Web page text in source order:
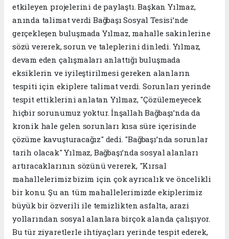
etkileyen projelerini de paylaştı. Başkan Yılmaz,
anında talimat verdi Bağbaşı Sosyal Tesisi’nde
gerçekleşen buluşmada Yılmaz, mahalle sakinlerine
sözü vererek, sorun ve taleplerini dinledi. Yılmaz,
devam eden çalışmaları anlattığı buluşmada
eksiklerin ve iyileştirilmesi gereken alanların
tespiti için ekiplere talimat verdi. Sorunları yerinde
tespit ettiklerini anlatan Yılmaz, "Çözülemeyecek
hiçbir sorunumuz yoktur. İnşallah Bağbaşı’nda da
kronik hale gelen sorunları kısa süre içerisinde
çözüme kavuşturacağız" dedi. "Bağbaşı’nda sorunlar
tarih olacak" Yılmaz, Bağbaşı’nda sosyal alanları
artıracaklarının sözünü vererek, "Kırsal
mahallelerimiz bizim için çok ayrıcalık ve öncelikli
bir konu. Şu an tüm mahallelerimizde ekiplerimiz
büyük bir özverili ile temizlikten asfalta, arazi
yollarından sosyal alanlara birçok alanda çalışıyor.
Bu tür ziyaretlerle ihtiyaçları yerinde tespit ederek,